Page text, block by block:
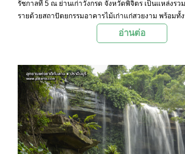
รัชกาลที่ 5 ณ ย่านเก่าวังกรด จังหวัดพิจิตร เป็นแหล่งรว
รายด้วยสถาปัตยกรรมอาคารไม้เก่าแก่สวยงาม พร้อมทั้
แลนด์มาร์กสำคัญของชุมชน
อ่านต่อ